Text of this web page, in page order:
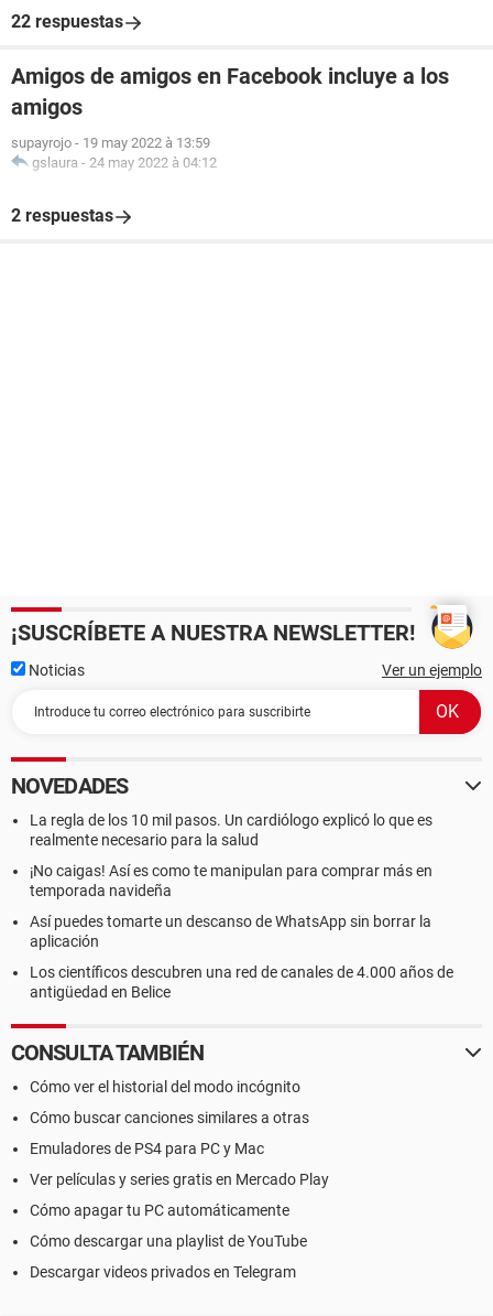
22 respuestas
Amigos de amigos en Facebook incluye a los
amigos
supayrojo - 19 may 2022 à 13:59
gslaura - 24 may 2022 à 04:12
2 respuestas
¡SUSCRÍBETE A NUESTRA NEWSLETTER!
Noticias Ver un ejemplo
NOVEDADES
La regla de los 10 mil pasos. Un cardiólogo explicó lo que es
realmente necesario para la salud
¡No caigas! Así es como te manipulan para comprar más en
temporada navideña
Así puedes tomarte un descanso de WhatsApp sin borrar la
aplicación
Los científicos descubren una red de canales de 4.000 años de
antigüedad en Belice
CONSULTA TAMBIÉN
Cómo ver el historial del modo incógnito
Cómo buscar canciones similares a otras
Emuladores de PS4 para PC y Mac
Ver películas y series gratis en Mercado Play
Cómo apagar tu PC automáticamente
Cómo descargar una playlist de YouTube
Descargar videos privados en Telegram